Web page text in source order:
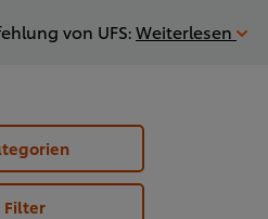
von UFS:Weiterlesen
Filter